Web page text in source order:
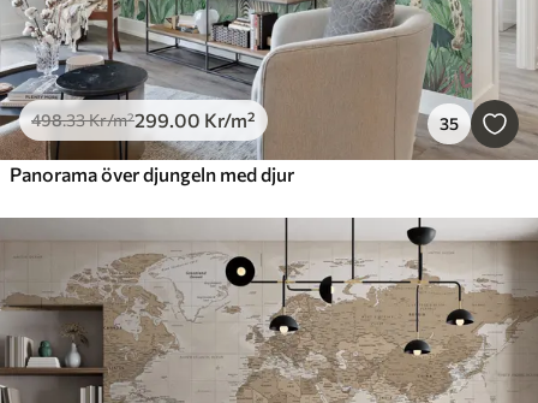
498.33Kr/m²299 .00 Kr/m² 35
Panorama över djungeln med djur